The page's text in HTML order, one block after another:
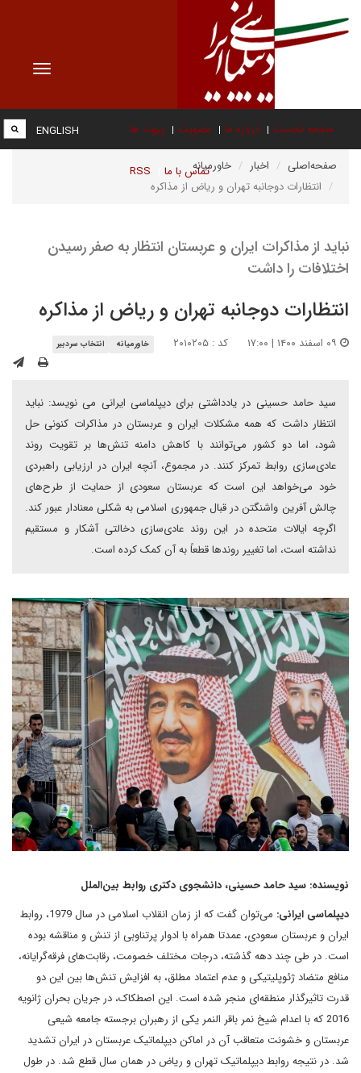
Toggle
صفحه نخست درباره ما عضویت پیوند ها
تماس با ما RSS
ENGLISH
صفحه‌اصلی اخبار
خاورمیانه
انتظارات دوجانبه تهران و ریاض از مذاکره
نباید از مذاکرات ایران و عربستان انتظار به صفر رسیدن
اختلافات را داشت
انتظارات دوجانبه تهران و ریاض از مذاکره
کد : ۲۰۱۰۲۰۵ خاورمیانه انتخاب سردبیر
سید حامد حسینی در یادداشتی برای دیپلماسی ایرانی می نویسد: نباید
انتظار داشت که همه مشکلات ایران و عربستان در مذاکرات کنونی حل
شود، اما دو کشور می‌توانند با کاهش دامنه تنش‌ها بر تقویت روند
عادی‌سازی روابط تمرکز کنند. در مجموع، آنچه ایران در ارزیابی راهبردی
خود می‌خواهد این است که عربستان سعودی از حمایت از طرح‌های
چالش آفرین واشنگتن در قبال جمهوری اسلامی به شکلی معنادار عبور کند.
اگرچه ایالات متحده در این روند عادی‌سازی دخالتی آشکار و مستقیم
نداشته است، اما تغییر روندها قطعاً به آن کمک کرده است.
نویسنده: سید حامد حسینی، دانشجوی دکتری روابط بین‌الملل
دیپلماسی ایرانی:
می‌توان گفت که از زمان انقلاب اسلامی در سال 1979، روابط
ایران و عربستان سعودی، عمدتا همراه با ادوار پرتناوبی از تنش و مناقشه بوده
است. در طی چند دهه گذشته، درجات مختلف خصومت، رقابت‌های فرقه‌گرایانه،
منافع متضاد ژئوپلیتیکی و عدم اعتماد مطلق، به افزایش تنش‌ها بین این دو
قدرت تاثیرگذار منطقه‌ای منجر شده است. این اصطکاک، در جریان بحران ژانویه
2016 که با اعدام شیخ نمر باقر النمر یکی از رهبران برجسته جامعه شیعی
عربستان و خشونت متعاقب آن در اماکن دیپلماتیک عربستان در ایران تشدید
شد. در نتیجه روابط دیپلماتیک تهران و ریاض در همان سال قطع شد. در طول